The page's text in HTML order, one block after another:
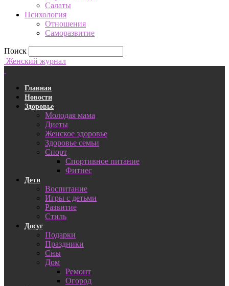
Салаты
Психология
Отношения
Саморазвитие
Поиск
Женский журнал
Главная
Новости
Здоровье
Молодая мама
Диеты
Женское здоровье
Здоровье семьи
Спорт
Спортивное питание
Фитнес
Дети
Воспитание
Игры с детьми
Развитие
Стиль
Досуг
Подарки
Праздники
Сны
Дом
Ремонт
Огород